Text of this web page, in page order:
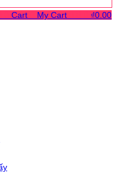
Cart My Cart ₫0.00